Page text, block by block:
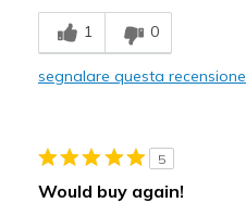
1 0
segnalare questa recensione
5
Would buy again!